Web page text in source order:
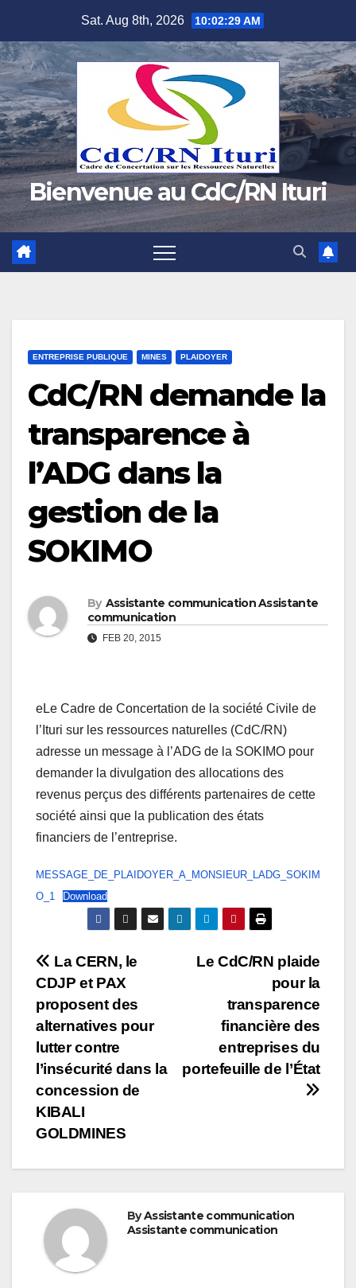
content
Sat. Aug 8th, 2026 10:02:30 AM
Bienvenue au CdC/RN Ituri
ENTREPRISE PUBLIQUE MINES PLAIDOYER
CdC/RN demande la
transparence à
l’ADG dans la
gestion de la
SOKIMO
By Assistante communication Assistante
communication
FEB 20, 2015
eLe Cadre de Concertation de la société Civile de
l’Ituri sur les ressources naturelles (CdC/RN)
adresse un message à l’ADG de la SOKIMO pour
demander la divulgation des allocations des
revenus perçus des différents partenaires de cette
société ainsi que la publication des états
financiers de l’entreprise.
MESSAGE_DE_PLAIDOYER_A_MONSIEUR_LADG_SOKIM
O_1
Download
Post
navigation
Le CdC/RN plaide
pour la
transparence
financière des
entreprises du
portefeuille de l’État
La CERN, le
CDJP et PAX
proposent des
alternatives pour
lutter contre
l’insécurité dans la
concession de
KIBALI
GOLDMINES
ByAssistante communication
Assistante communication